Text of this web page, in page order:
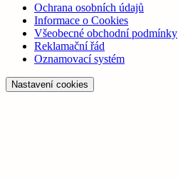
Ochrana osobních údajů
Informace o Cookies
Všeobecné obchodní podmínky
Reklamační řád
Oznamovací systém
Nastavení cookies